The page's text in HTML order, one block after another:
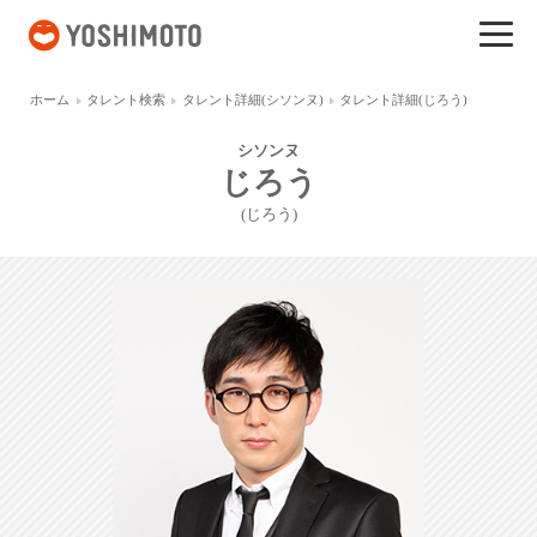
ホーム タレント検索 タレント詳細(シソンヌ) タレント詳細(じろう)
シソンヌ
じろう
(じろう)